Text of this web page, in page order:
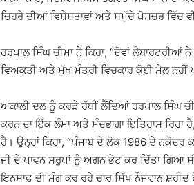
ਚਿਹਰੇ ਦੀਆਂ ਵਿਸ਼ੇਸ਼ਤਾਵਾਂ ਅਤੇ ਸਮੁੱਚੇ ਪੋਸਚਰ ਵਿੱਚ
ਹਰਪਾਲ ਸਿੰਘ ਚੀਮਾ ਨੇ ਕਿਹਾ, “ਦੋਵਾਂ
ਵਿਅਕਤੀ ਅਤੇ ਮੁੱਖ ਮੰਤਰੀ ਵਿਚਕਾਰ ਕੋਈ ਮੇਲ ਨਹੀਂ
ਅਕਾਲੀ ਦਲ ਨੂੰ ਕਰੜੇ ਹੱਥੀਂ ਲੈਂਦਿਆਂ ਹਰਪਾਲ ਸਿੰਘ
ਕਰਨ ਦਾ ਇੱਕ ਲੰਮਾ ਅਤੇ ਮੰਦਭਾਗਾ ਇਤਿਹਾਸ ਰਿਹਾ
ਹੈ। ਉਨ੍ਹਾਂ ਕਿਹਾ, “ਪੰਜਾਬ ਦੇ ਲੋਕ 1986 ਦੇ ਨਕੋਦਰ
ਜੀ ਦੇ ਪਾਵਨ ਸਰੂਪਾਂ ਨੂੰ ਅਗਨ ਭੇਟ ਕਰ ਦਿੱਤਾ ਗਿਆ
ਇਨਸਾਫ਼ ਦੀ ਮੰਗ ਕਰ ਰਹੇ ਚਾਰ ਸਿੱਖ ਨੌਜਵਾਨ ਸ਼ਹੀਦ